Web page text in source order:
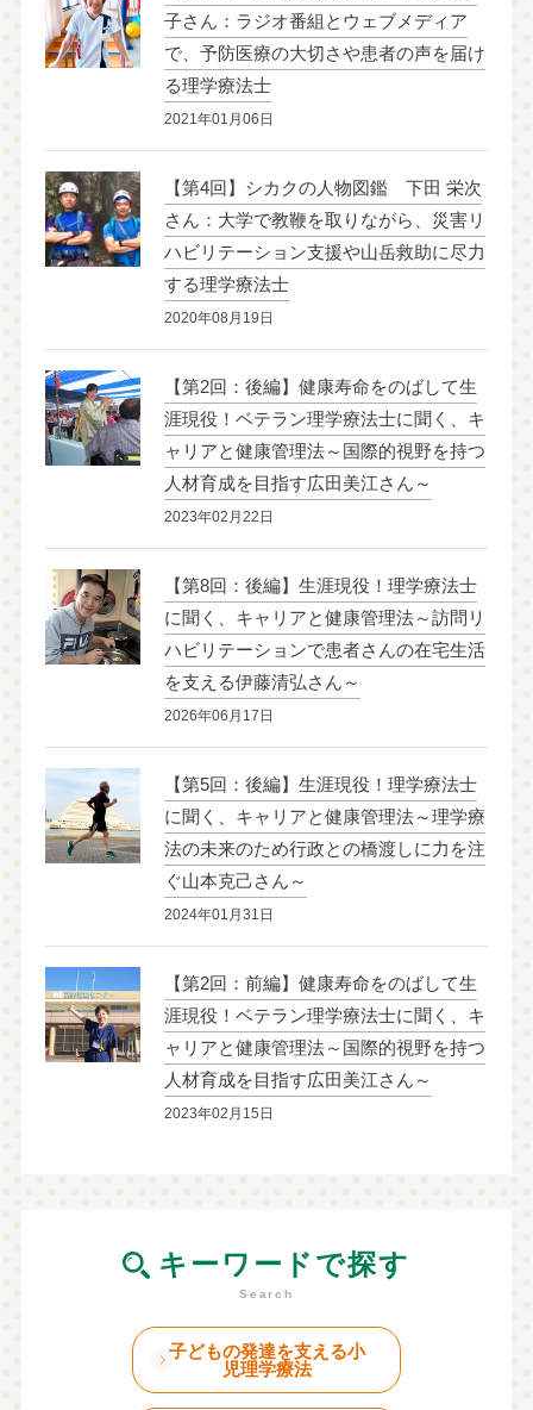
子さん：ラジオ番組とウェブメディア
で、予防医療の大切さや患者の声を届け
る理学療法士
2021年01月06日
【第4回】シカクの人物図鑑 下田 栄次
さん：大学で教鞭を取りながら、災害リ
ハビリテーション支援や山岳救助に尽力
する理学療法士
2020年08月19日
【第2回：後編】健康寿命をのばして生
涯現役！ベテラン理学療法士に聞く、キ
ャリアと健康管理法～国際的視野を持つ
人材育成を目指す広田美江さん～
2023年02月22日
【第8回：後編】生涯現役！理学療法士
に聞く、キャリアと健康管理法～訪問リ
ハビリテーションで患者さんの在宅生活
を支える伊藤清弘さん～
2026年06月17日
【第5回：後編】生涯現役！理学療法士
に聞く、キャリアと健康管理法～理学療
法の未来のため行政との橋渡しに力を注
ぐ山本克己さん～
2024年01月31日
【第2回：前編】健康寿命をのばして生
涯現役！ベテラン理学療法士に聞く、キ
ャリアと健康管理法～国際的視野を持つ
人材育成を目指す広田美江さん～
2023年02月15日
キーワードで探す
子どもの発達を支える小
児理学療法